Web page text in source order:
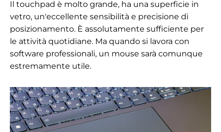
Il touchpad è molto grande, ha una superficie in
vetro, un'eccellente sensibilità e precisione di
posizionamento. È assolutamente sufficiente per
le attività quotidiane. Ma quando si lavora con
software professionali, un mouse sarà comunque
estremamente utile.